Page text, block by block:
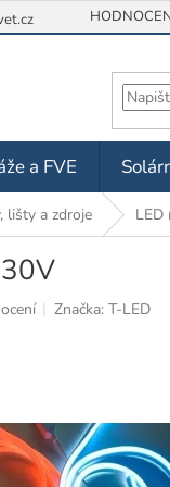
a FVE
lišty a zdroje LED
Značka:T-LED